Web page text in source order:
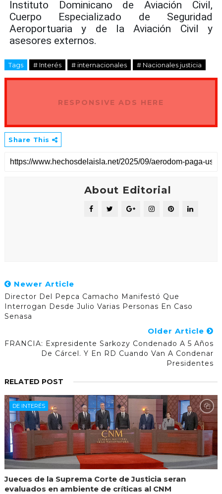
Instituto Dominicano de Aviación Civil,
Cuerpo Especializado de Seguridad
Aeroportuaria y de la Aviación Civil y
asesores externos.
Tags # Interés # internacionales # Nacionales justicia
RESPONSIVE ADS HERE
Share This
About Editorial
Newer Article
Director Del Pepca Camacho Manifestó Que
Interrogan Desde Julio Varias Personas En Caso
Senasa
Older Article
FRANCIA: Expresidente Sarkozy Condenado A 5 Años
De Cárcel. Y En RD Cuando Van A Condenar
Presidentes
RELATED POST
DE INTERÉS
Jueces de la Suprema Corte de Justicia seran
evaluados en ambiente de críticas al CNM